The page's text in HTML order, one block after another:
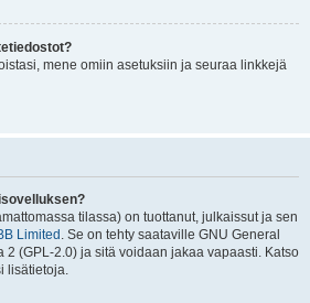
mene omiin asetuksiin ja seuraa linkkejä
tilassa) on tuottanut, julkaissut ja sen
Limited . Se on tehty saataville GNU General
2 (GPL-2.0) ja sitä voidaan jakaa vapaasti. Katso
lisätietoja.